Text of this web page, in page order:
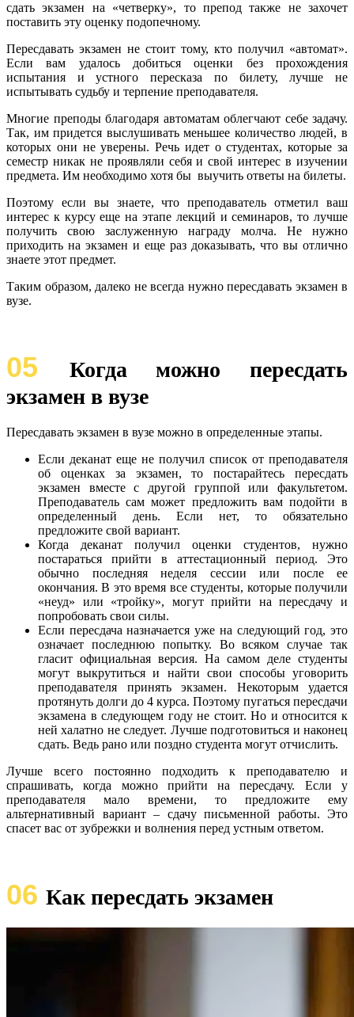
сдать экзамен на «четверку», то препод также не захочет
поставить эту оценку подопечному.
Пересдавать экзамен не стоит тому, кто получил «автомат».
Если вам удалось добиться оценки без прохождения
испытания и устного пересказа по билету, лучше не
испытывать судьбу и терпение преподавателя.
Многие преподы благодаря автоматам облегчают себе задачу.
Так, им придется выслушивать меньшее количество людей, в
которых они не уверены. Речь идет о студентах, которые за
семестр никак не проявляли себя и свой интерес в изучении
предмета. Им необходимо хотя бы выучить ответы на билеты.
Поэтому если вы знаете, что преподаватель отметил ваш
интерес к курсу еще на этапе лекций и семинаров, то лучше
получить свою заслуженную награду молча. Не нужно
приходить на экзамен и еще раз доказывать, что вы отлично
знаете этот предмет.
Таким образом, далеко не всегда нужно пересдавать экзамен в
вузе.
05
Когда можно пересдать
экзамен в вузе
Пересдавать экзамен в вузе можно в определенные этапы.
Если деканат еще не получил список от преподавателя
об оценках за экзамен, то постарайтесь пересдать
экзамен вместе с другой группой или факультетом.
Преподаватель сам может предложить вам подойти в
определенный день. Если нет, то обязательно
предложите свой вариант.
Когда деканат получил оценки студентов, нужно
постараться прийти в аттестационный период. Это
обычно последняя неделя сессии или после ее
окончания. В это время все студенты, которые получили
«неуд» или «тройку», могут прийти на пересдачу и
попробовать свои силы.
Если пересдача назначается уже на следующий год, это
означает последнюю попытку. Во всяком случае так
гласит официальная версия. На самом деле студенты
могут выкрутиться и найти свои способы уговорить
преподавателя принять экзамен. Некоторым удается
протянуть долги до 4 курса. Поэтому пугаться пересдачи
экзамена в следующем году не стоит. Но и относится к
ней халатно не следует. Лучше подготовиться и наконец
сдать. Ведь рано или поздно студента могут отчислить.
Лучше всего постоянно подходить к преподавателю и
спрашивать, когда можно прийти на пересдачу. Если у
преподавателя мало времени, то предложите ему
альтернативный вариант – сдачу письменной работы. Это
спасет вас от зубрежки и волнения перед устным ответом.
06 Как пересдать экзамен